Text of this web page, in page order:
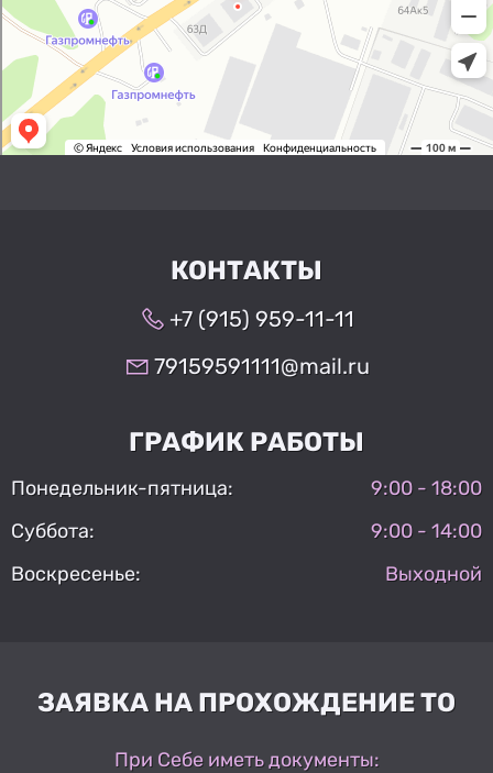
КОНТАКТЫ
+7 (915) 959-11-11
79159591111@mail.ru
ГРАФИК РАБОТЫ
Понедельник-пятница:
9:00 - 18:00
Суббота:
9:00 - 14:00
Воскресенье:
Выходной
ЗАЯВКА НА ПРОХОЖДЕНИЕ ТО
При Себе иметь документы: